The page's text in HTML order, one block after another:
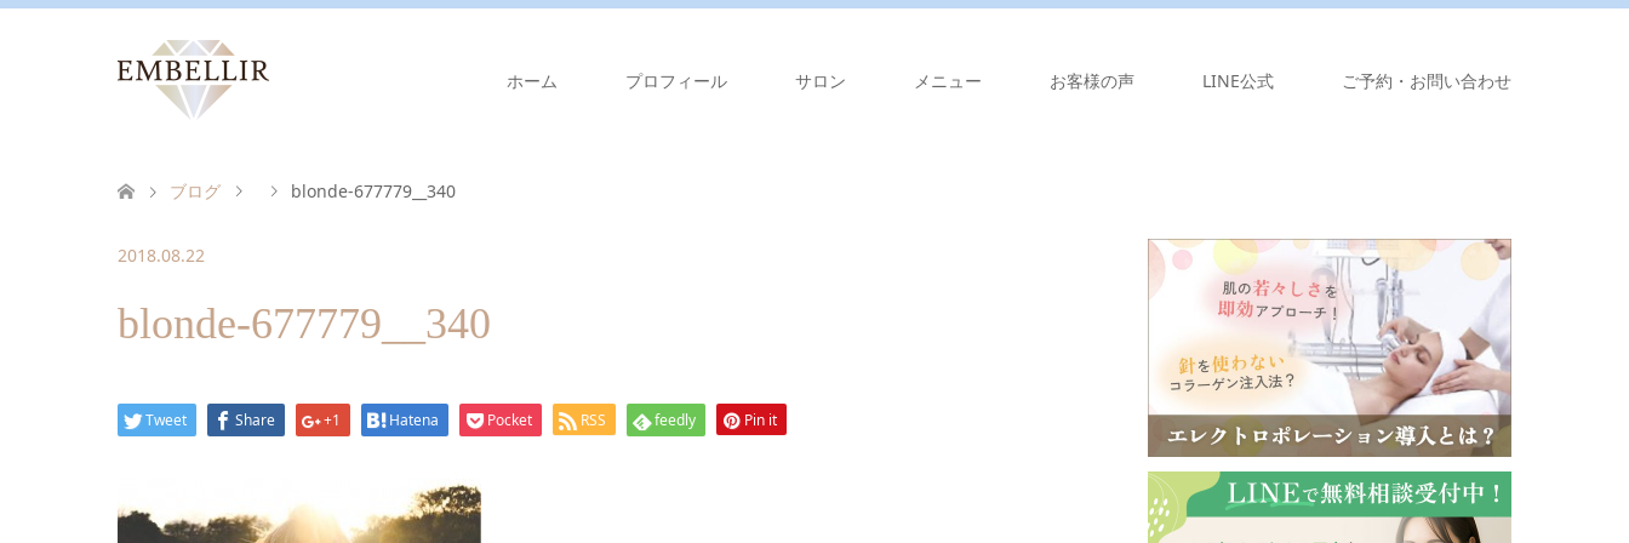
ホーム プロフィール サロン メニュー お客様の声 LINE公式 ご予約・お問い合わせ
ブログ blonde-677779__340
2018.08.22
blonde-677779__340
Tweet Share +1 Hatena Pocket RSS feedly Pin it